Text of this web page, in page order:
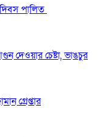
পালিত
দেওয়ার চেষ্টা, ভাঙচুর
গ্রেপ্তার